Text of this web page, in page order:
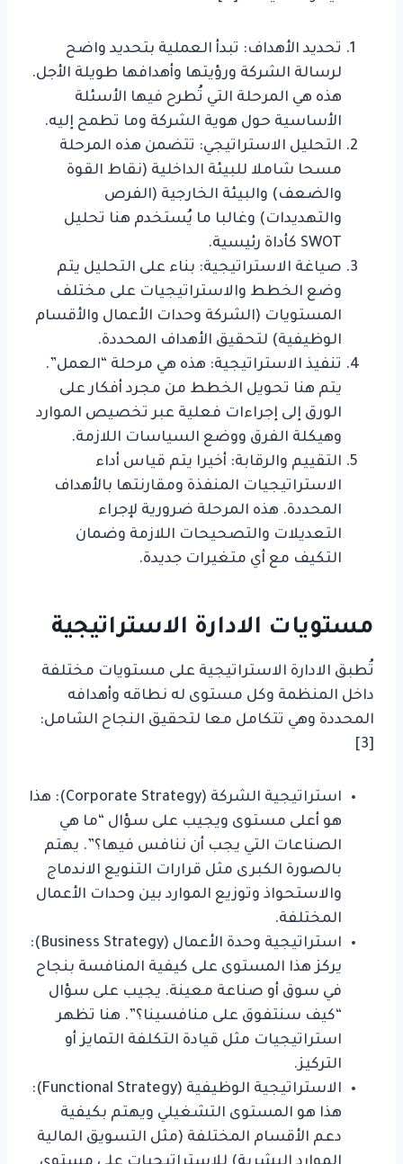
تحديد الأهداف: تبدأ العملية بتحديد واضح
لرسالة الشركة ورؤيتها وأهدافها طويلة الأجل.
هذه هي المرحلة التي تُطرح فيها الأسئلة
الأساسية حول هوية الشركة وما تطمح إليه.
التحليل الاستراتيجي: تتضمن هذه المرحلة
مسحا شاملا للبيئة الداخلية (نقاط القوة
والضعف) والبيئة الخارجية (الفرص
والتهديدات) وغالبا ما يُستخدم هنا تحليل
SWOT كأداة رئيسية.
صياغة الاستراتيجية: بناء على التحليل يتم
وضع الخطط والاستراتيجيات على مختلف
المستويات (الشركة وحدات الأعمال والأقسام
الوظيفية) لتحقيق الأهداف المحددة.
تنفيذ الاستراتيجية: هذه هي مرحلة “العمل”.
يتم هنا تحويل الخطط من مجرد أفكار على
الورق إلى إجراءات فعلية عبر تخصيص الموارد
وهيكلة الفرق ووضع السياسات اللازمة.
التقييم والرقابة: أخيرا يتم قياس أداء
الاستراتيجيات المنفذة ومقارنتها بالأهداف
المحددة. هذه المرحلة ضرورية لإجراء
التعديلات والتصحيحات اللازمة وضمان
التكيف مع أي متغيرات جديدة.
مستويات الادارة الاستراتيجية
تُطبق الادارة الاستراتيجية على مستويات مختلفة
داخل المنظمة وكل مستوى له نطاقه وأهدافه
المحددة وهي تتكامل معا لتحقيق النجاح الشامل:
استراتيجية الشركة (Corporate Strategy): هذا
هو أعلى مستوى ويجيب على سؤال “ما هي
الصناعات التي يجب أن ننافس فيها؟”. يهتم
بالصورة الكبرى مثل قرارات التنويع الاندماج
والاستحواذ وتوزيع الموارد بين وحدات الأعمال
المختلفة.
استراتيجية وحدة الأعمال (Business Strategy):
يركز هذا المستوى على كيفية المنافسة بنجاح
في سوق أو صناعة معينة. يجيب على سؤال
“كيف سنتفوق على منافسينا؟”. هنا تظهر
استراتيجيات مثل قيادة التكلفة التمايز أو
التركيز.
الاستراتيجية الوظيفية (Functional Strategy):
هذا هو المستوى التشغيلي ويهتم بكيفية
دعم الأقسام المختلفة (مثل التسويق المالية